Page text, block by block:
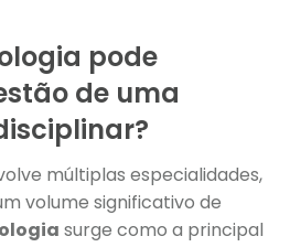
pode
de uma
múltiplas especialidades,
volume significativo de
surge como a principal